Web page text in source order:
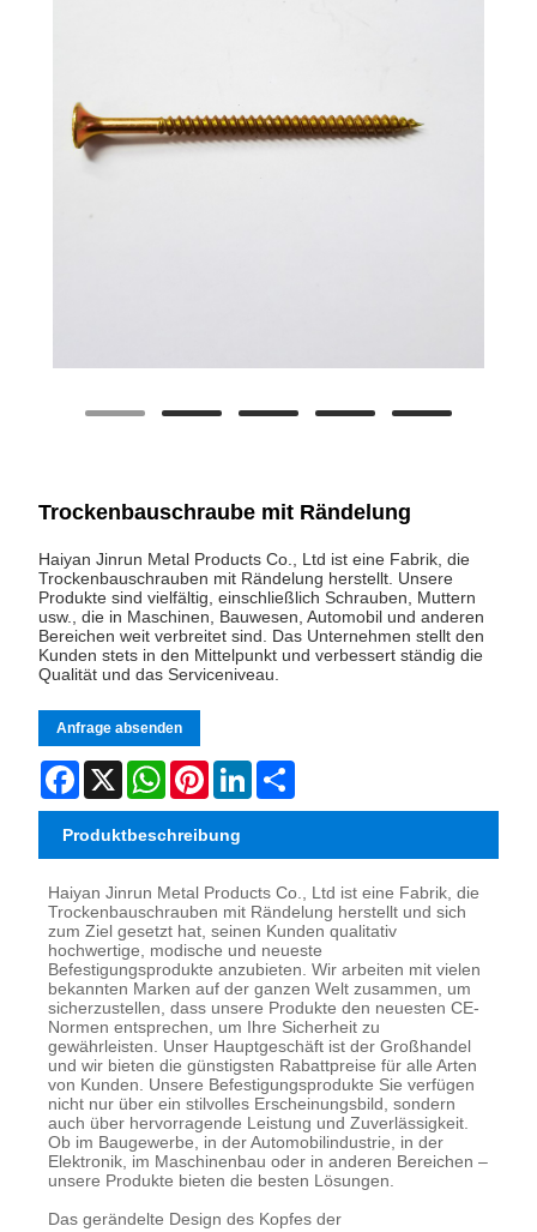
Trockenbauschraube mit Rändelung
Haiyan Jinrun Metal Products Co., Ltd ist eine Fabrik, die
Trockenbauschrauben mit Rändelung herstellt. Unsere
Produkte sind vielfältig, einschließlich Schrauben, Muttern
usw., die in Maschinen, Bauwesen, Automobil und anderen
Bereichen weit verbreitet sind. Das Unternehmen stellt den
Kunden stets in den Mittelpunkt und verbessert ständig die
Qualität und das Serviceniveau.
Anfrage absenden
Facebook
X WhatsAppPinterestLinkedIn
Produktbeschreibung
Haiyan Jinrun Metal Products Co., Ltd ist eine Fabrik, die
Trockenbauschrauben mit Rändelung herstellt und sich
zum Ziel gesetzt hat, seinen Kunden qualitativ
hochwertige, modische und neueste
Befestigungsprodukte anzubieten. Wir arbeiten mit vielen
bekannten Marken auf der ganzen Welt zusammen, um
sicherzustellen, dass unsere Produkte den neuesten CE-
Normen entsprechen, um Ihre Sicherheit zu
gewährleisten. Unser Hauptgeschäft ist der Großhandel
und wir bieten die günstigsten Rabattpreise für alle Arten
von Kunden. Unsere Befestigungsprodukte Sie verfügen
nicht nur über ein stilvolles Erscheinungsbild, sondern
auch über hervorragende Leistung und Zuverlässigkeit.
Ob im Baugewerbe, in der Automobilindustrie, in der
Elektronik, im Maschinenbau oder in anderen Bereichen –
unsere Produkte bieten die besten Lösungen.
Das gerändelte Design des Kopfes der